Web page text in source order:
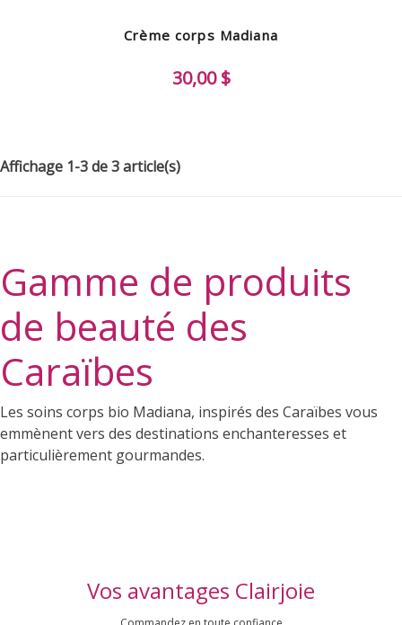
Crème corps Madiana
30,00 $
Affichage 1-3 de 3 article(s)
Gamme de produits
de beauté des
Caraïbes
Les soins corps bio Madiana, inspirés des Caraïbes vous
emmènent vers des destinations enchanteresses et
particulièrement gourmandes.
Vos avantages Clairjoie